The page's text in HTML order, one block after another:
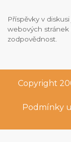
Příspěvky v
webových
zodpovědnost.
Copyright
Podmínky